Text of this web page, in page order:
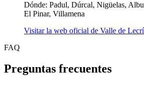
Dónde: Padul, Dúrcal, Nigüelas,
El Pinar, Villamena
Visitar la web oficial de Valle de
FAQ
Preguntas frecuentes